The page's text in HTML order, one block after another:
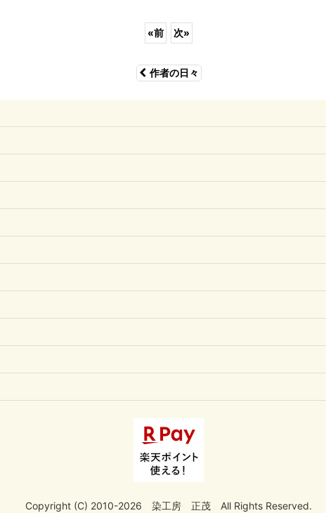
«前 次»
作者の日々
Copyright (C) 2010-2026 染工房 正茂 All Rights Reserved.